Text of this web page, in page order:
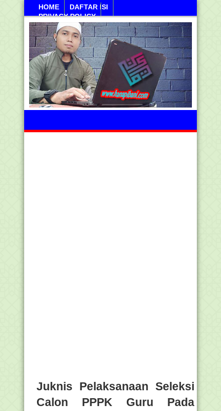
HOME
DAFTAR ISI
PRIVACY POLICY
Jumahat, 07 Agustus 2026
Juknis Pelaksanaan Seleksi
Calon PPPK Guru Pada